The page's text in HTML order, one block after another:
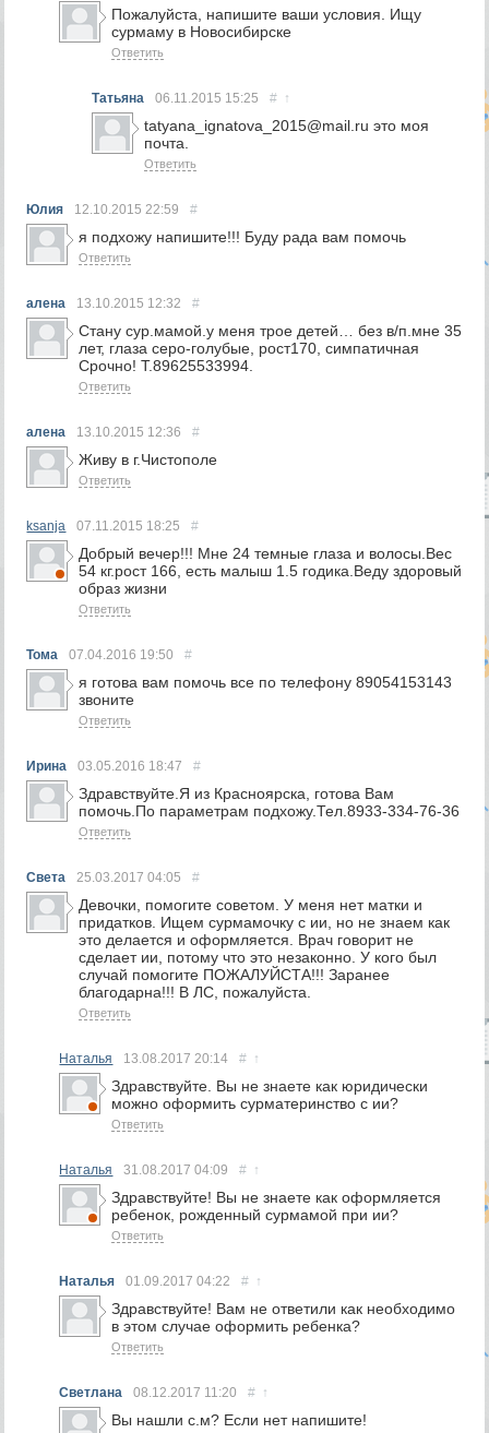
Пожалуйста, напишите ваши условия. Ищу
сурмаму в Новосибирске
Ответить
Татьяна 06.11.2015 15:25 # ↑
tatyana_ignatova_2015@mail.ru это моя
почта.
Ответить
Юлия 12.10.2015 22:59 #
я подхожу напишите!!! Буду рада вам помочь
Ответить
алена 13.10.2015 12:32 #
Стану сур.мамой.у меня трое детей… без в/п.мне 35
лет, глаза серо-голубые, рост170, симпатичная
Срочно! Т.89625533994.
Ответить
алена 13.10.2015 12:36 #
Живу в г.Чистополе
Ответить
ksanja 07.11.2015 18:25 #
Добрый вечер!!! Мне 24 темные глаза и волосы.Вес
54 кг.рост 166, есть малыш 1.5 годика.Веду здоровый
образ жизни
Ответить
Тома 07.04.2016 19:50 #
я готова вам помочь все по телефону 89054153143
звоните
Ответить
Ирина 03.05.2016 18:47 #
Здравствуйте.Я из Красноярска, готова Вам
помочь.По параметрам подхожу.Тел.8933-334-76-36
Ответить
Света 25.03.2017 04:05 #
Девочки, помогите советом. У меня нет матки и
придатков. Ищем сурмамочку с ии, но не знаем как
это делается и оформляется. Врач говорит не
сделает ии, потому что это незаконно. У кого был
случай помогите ПОЖАЛУЙСТА!!! Заранее
благодарна!!! В ЛС, пожалуйста.
Ответить
Наталья 13.08.2017 20:14 # ↑
Здравствуйте. Вы не знаете как юридически
можно оформить сурматеринство с ии?
Ответить
Наталья 31.08.2017 04:09 # ↑
Здравствуйте! Вы не знаете как оформляется
ребенок, рожденный сурмамой при ии?
Ответить
Наталья 01.09.2017 04:22 # ↑
Здравствуйте! Вам не ответили как необходимо
в этом случае оформить ребенка?
Ответить
Светлана 08.12.2017 11:20 # ↑
Вы нашли с.м? Если нет напишите!